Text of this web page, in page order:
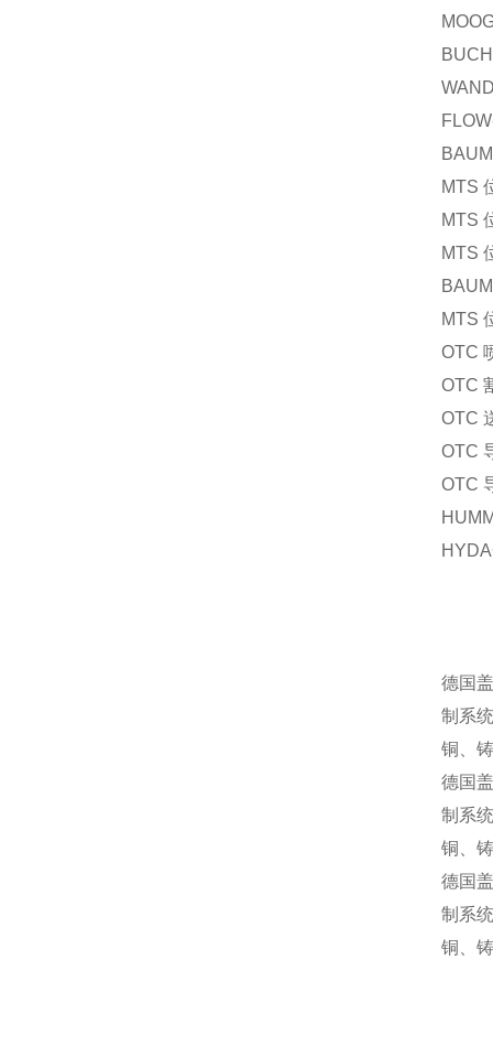
MTS
MTS
MTS
MTS
OTC
OTC
OTC
OTC
OTC
德国
制系
铜、
德国
制系
铜、
德国
制系
铜、